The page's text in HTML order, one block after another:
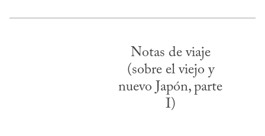
Notas de viaje
(sobre el viejo y
nuevo Japón, parte
I)